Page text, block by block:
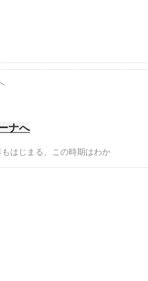
ナへ
はじまる、この時期はわか